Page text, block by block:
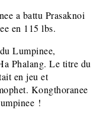
a battu Prasaknoi
en 115 lbs.
Lumpinee,
Phalang. Le titre du
en jeu et
Kongthoranee
!